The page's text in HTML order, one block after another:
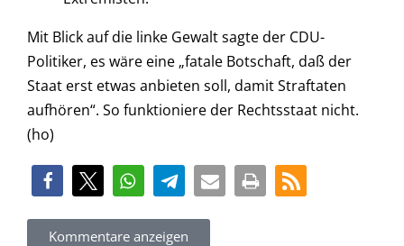
Mit Blick auf die linke Gewalt sagte der CDU-
Politiker, es wäre eine „fatale Botschaft, daß der
Staat erst etwas anbieten soll, damit Straftaten
aufhören“. So funktioniere der Rechtsstaat nicht.
(ho)
Kommentare anzeigen